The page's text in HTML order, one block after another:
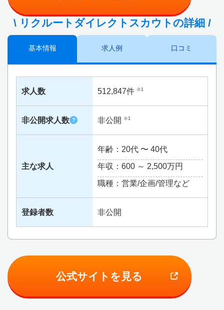
\ リクルートダイレクトスカウトの詳細 /
基本情報 求人例 口コミ
求人数 512,847件 ※1
非公開求人数 ? 非公開 ※1
主な求人
年齢：20代 〜 40代
年収：600 ～ 2,500万円
職種：営業/企画/管理など
登録者数 非公開
公式サイトを見る